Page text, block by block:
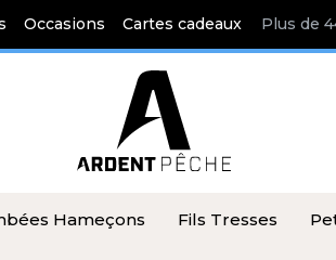
Occasions Cartes cadeaux Plus de
Hameçons Fils Tresses